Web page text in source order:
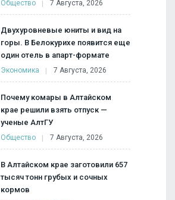
Общество 7 Августа, 2026
Двухуровневые юниты и вид на
горы. В Белокурихе появится еще
один отель в апарт-формате
Экономика 7 Августа, 2026
Почему комары в Алтайском
крае решили взять отпуск —
ученые АлтГУ
Общество 7 Августа, 2026
В Алтайском крае заготовили 657
тысяч тонн грубых и сочных
кормов